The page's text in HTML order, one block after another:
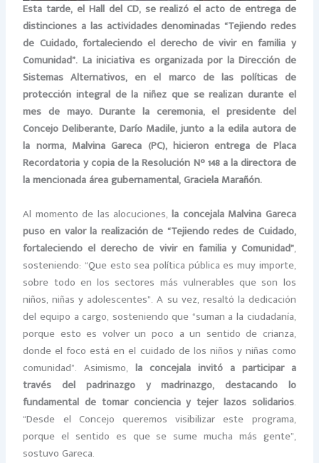
Esta tarde, el Hall del CD, se realizó el acto de entrega de
distinciones a las actividades denominadas “Tejiendo redes
de Cuidado, fortaleciendo el derecho de vivir en familia y
Comunidad”. La iniciativa es organizada por la Dirección de
Sistemas Alternativos, en el marco de las políticas de
protección integral de la niñez que se realizan durante el
mes de mayo. Durante la ceremonia, el presidente del
Concejo Deliberante, Darío Madile, junto a la edila autora de
la norma, Malvina Gareca (PC), hicieron entrega de Placa
Recordatoria y copia de la Resolución N° 148 a la directora de
la mencionada área gubernamental, Graciela Marañón.
Al momento de las alocuciones,la concejala Malvina Gareca
puso en valor la realización de “Tejiendo redes de Cuidado,
fortaleciendo el derecho de vivir en familia y Comunidad”,
sosteniendo: “Que esto sea política pública es muy importe,
sobre todo en los sectores más vulnerables que son los
niños, niñas y adolescentes”. A su vez, resaltó la dedicación
del equipo a cargo, sosteniendo que “suman a la ciudadanía,
porque esto es volver un poco a un sentido de crianza,
donde el foco está en el cuidado de los niños y niñas como
comunidad”. Asimismo,la concejala invitó a participar a
través del padrinazgo y madrinazgo, destacando lo
fundamental de tomar conciencia y tejer lazos solidarios.
“Desde el Concejo queremos visibilizar este programa,
porque el sentido es que se sume mucha más gente”,
sostuvo Gareca.